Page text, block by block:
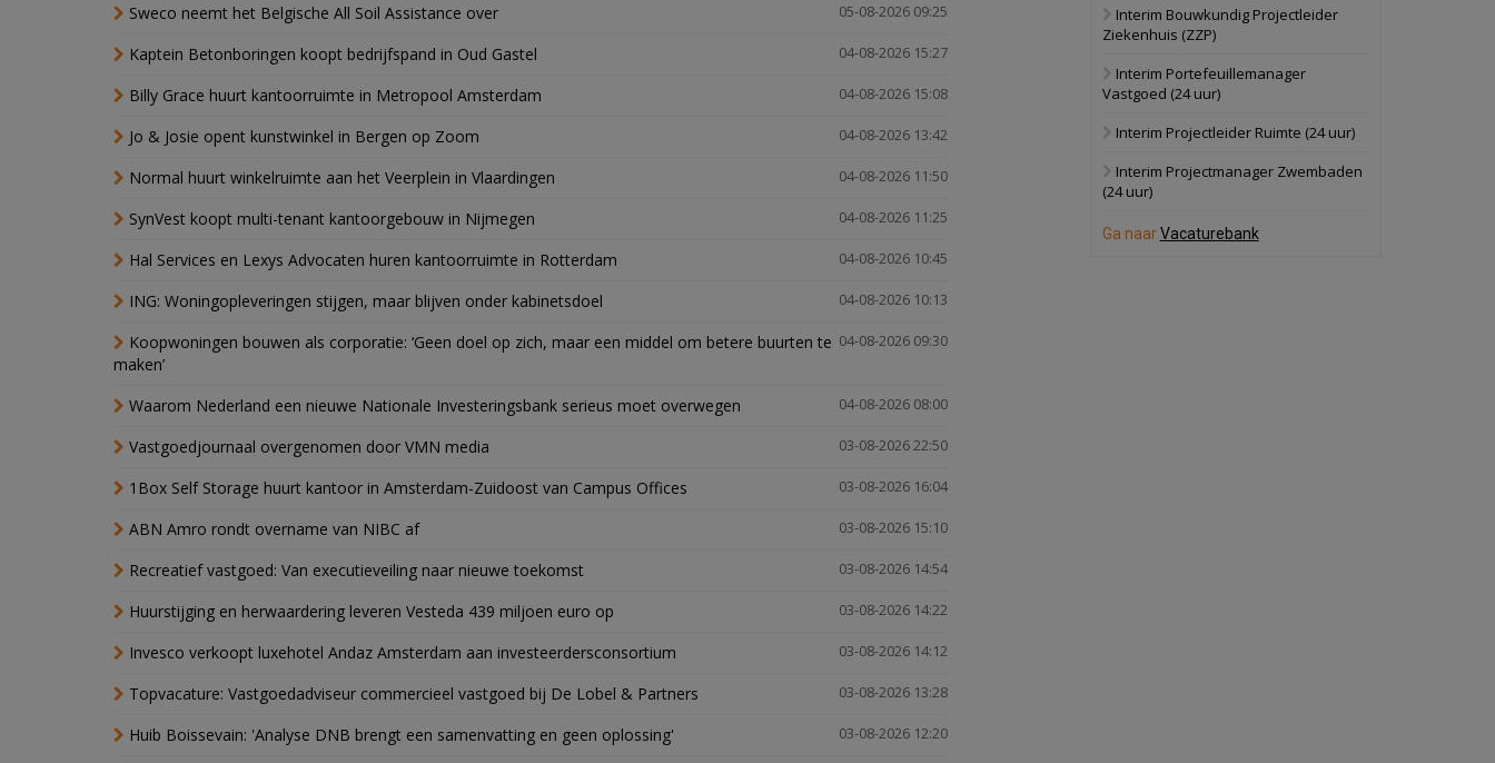
05-08-2026 09:25
Sweco neemt het Belgische All Soil Assistance over
04-08-2026 15:27
Kaptein Betonboringen koopt bedrijfspand in Oud Gastel
04-08-2026 15:08
Billy Grace huurt kantoorruimte in Metropool Amsterdam
04-08-2026 13:42
Jo & Josie opent kunstwinkel in Bergen op Zoom
04-08-2026 11:50
Normal huurt winkelruimte aan het Veerplein in Vlaardingen
04-08-2026 11:25
SynVest koopt multi-tenant kantoorgebouw in Nijmegen
04-08-2026 10:45
Hal Services en Lexys Advocaten huren kantoorruimte in Rotterdam
04-08-2026 10:13
ING: Woningopleveringen stijgen, maar blijven onder kabinetsdoel
04-08-2026 09:30
Koopwoningen bouwen als corporatie: ‘Geen doel op zich, maar een middel om betere buurten te
maken’
04-08-2026 08:00
Waarom Nederland een nieuwe Nationale Investeringsbank serieus moet overwegen
03-08-2026 22:50
Vastgoedjournaal overgenomen door VMN media
03-08-2026 16:04
1Box Self Storage huurt kantoor in Amsterdam-Zuidoost van Campus Offices
03-08-2026 15:10
ABN Amro rondt overname van NIBC af
03-08-2026 14:54
Recreatief vastgoed: Van executieveiling naar nieuwe toekomst
03-08-2026 14:22
Huurstijging en herwaardering leveren Vesteda 439 miljoen euro op
03-08-2026 14:12
Invesco verkoopt luxehotel Andaz Amsterdam aan investeerdersconsortium
03-08-2026 13:28
Topvacature: Vastgoedadviseur commercieel vastgoed bij De Lobel & Partners
03-08-2026 12:20
Huib Boissevain: 'Analyse DNB brengt een samenvatting en geen oplossing'
Bekijk
Hilversum
politiebureau
Interim Bouwkundig Projectleider
Ziekenhuis (ZZP)
Interim Portefeuillemanager
Vastgoed (24 uur)
Interim Projectleider Ruimte (24 uur)
Interim Projectmanager Zwembaden
(24 uur)
Ga naarVacaturebank